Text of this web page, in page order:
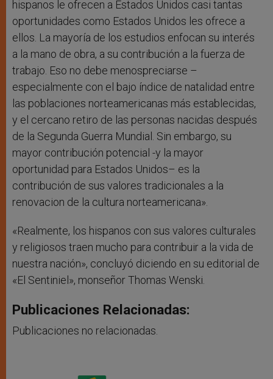
hispanos le ofrecen a Estados Unidos casi tantas
oportunidades como Estados Unidos les ofrece a
ellos. La mayoría de los estudios enfocan su interés
a la mano de obra, a su contribución a la fuerza de
trabajo. Eso no debe menospreciarse –
especialmente con el bajo índice de natalidad entre
las poblaciones norteamericanas más establecidas,
y el cercano retiro de las personas nacidas después
de la Segunda Guerra Mundial. Sin embargo, su
mayor contribución potencial -y la mayor
oportunidad para Estados Unidos– es la
contribución de sus valores tradicionales a la
renovacion de la cultura norteamericana».
«Realmente, los hispanos con sus valores culturales
y religiosos traen mucho para contribuir a la vida de
nuestra nación», concluyó diciendo en su editorial de
«El Sentiniel», monseñor Thomas Wenski.
Publicaciones Relacionadas:
Publicaciones no relacionadas.